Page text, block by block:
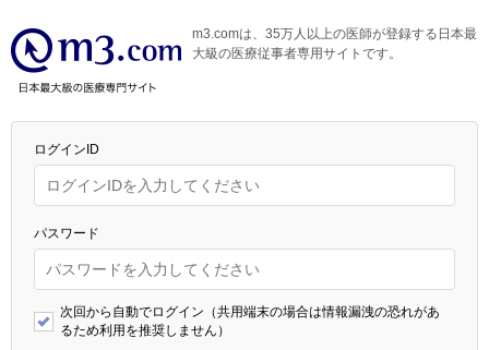
m3.comは、35万人以上の医師が登録する日本最
大級の医療従事者専用サイトです。
ログインID
パスワード
次回から自動でログイン（共用端末の場合は情報漏洩の恐れがあ
るため利用を推奨しません）